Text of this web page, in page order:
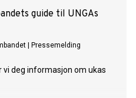
guide til UNGAs
Pressemelding
deg informasjon om ukas